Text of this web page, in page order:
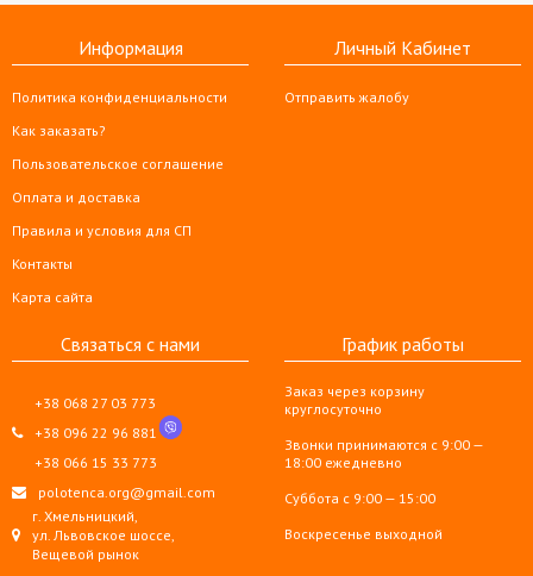
Информация
Политика конфиденциальности
Как заказать?
Пользовательское соглашение
Оплата и доставка
Правила и условия для СП
Контакты
Карта сайта
Личный Кабинет
Отправить жалобу
Связаться с нами
+38 068 27 03 773
+38 096 22 96 881
+38 066 15 33 773
polotenca.org@gmail.com
г. Хмельницкий,
ул. Львовское шоссе,
Вещевой рынок
График работы
Заказ через корзину
круглосуточно
Звонки принимаются с 9:00 —
18:00 ежедневно
Суббота с 9:00 — 15:00
Воскресенье выходной